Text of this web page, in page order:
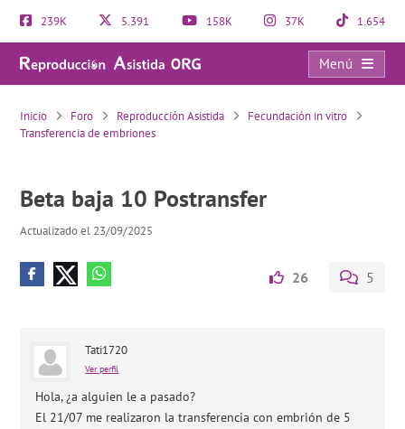
239K 5.391 158K 37K 1.654
Menú
Beta baja 10 Postransfer
Inicio Foro Reproducción Asistida
Fecundación in vitro
Transferencia de embriones
Beta baja 10 Postransfer
Actualizado el 23/09/2025
26 5
Tati1720
Ver perfil
Hola, ¿a alguien le a pasado?
El 21/07 me realizaron la transferencia con embrión de 5